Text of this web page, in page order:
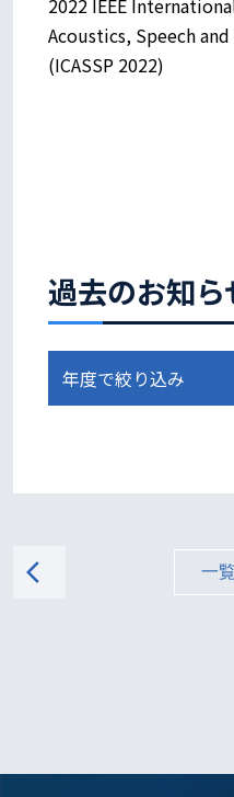
過去のお知ら
Acoustics, Speech
(ICASSP 2022)
arrow_back_ios 一